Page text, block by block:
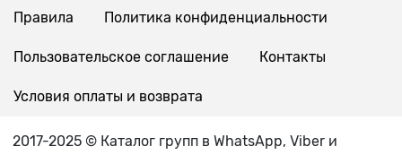
Правила Политика конфиденциальности
Пользовательское соглашение Контакты
Условия оплаты и возврата
2017-2025 © Каталог групп в WhatsApp, Viber и